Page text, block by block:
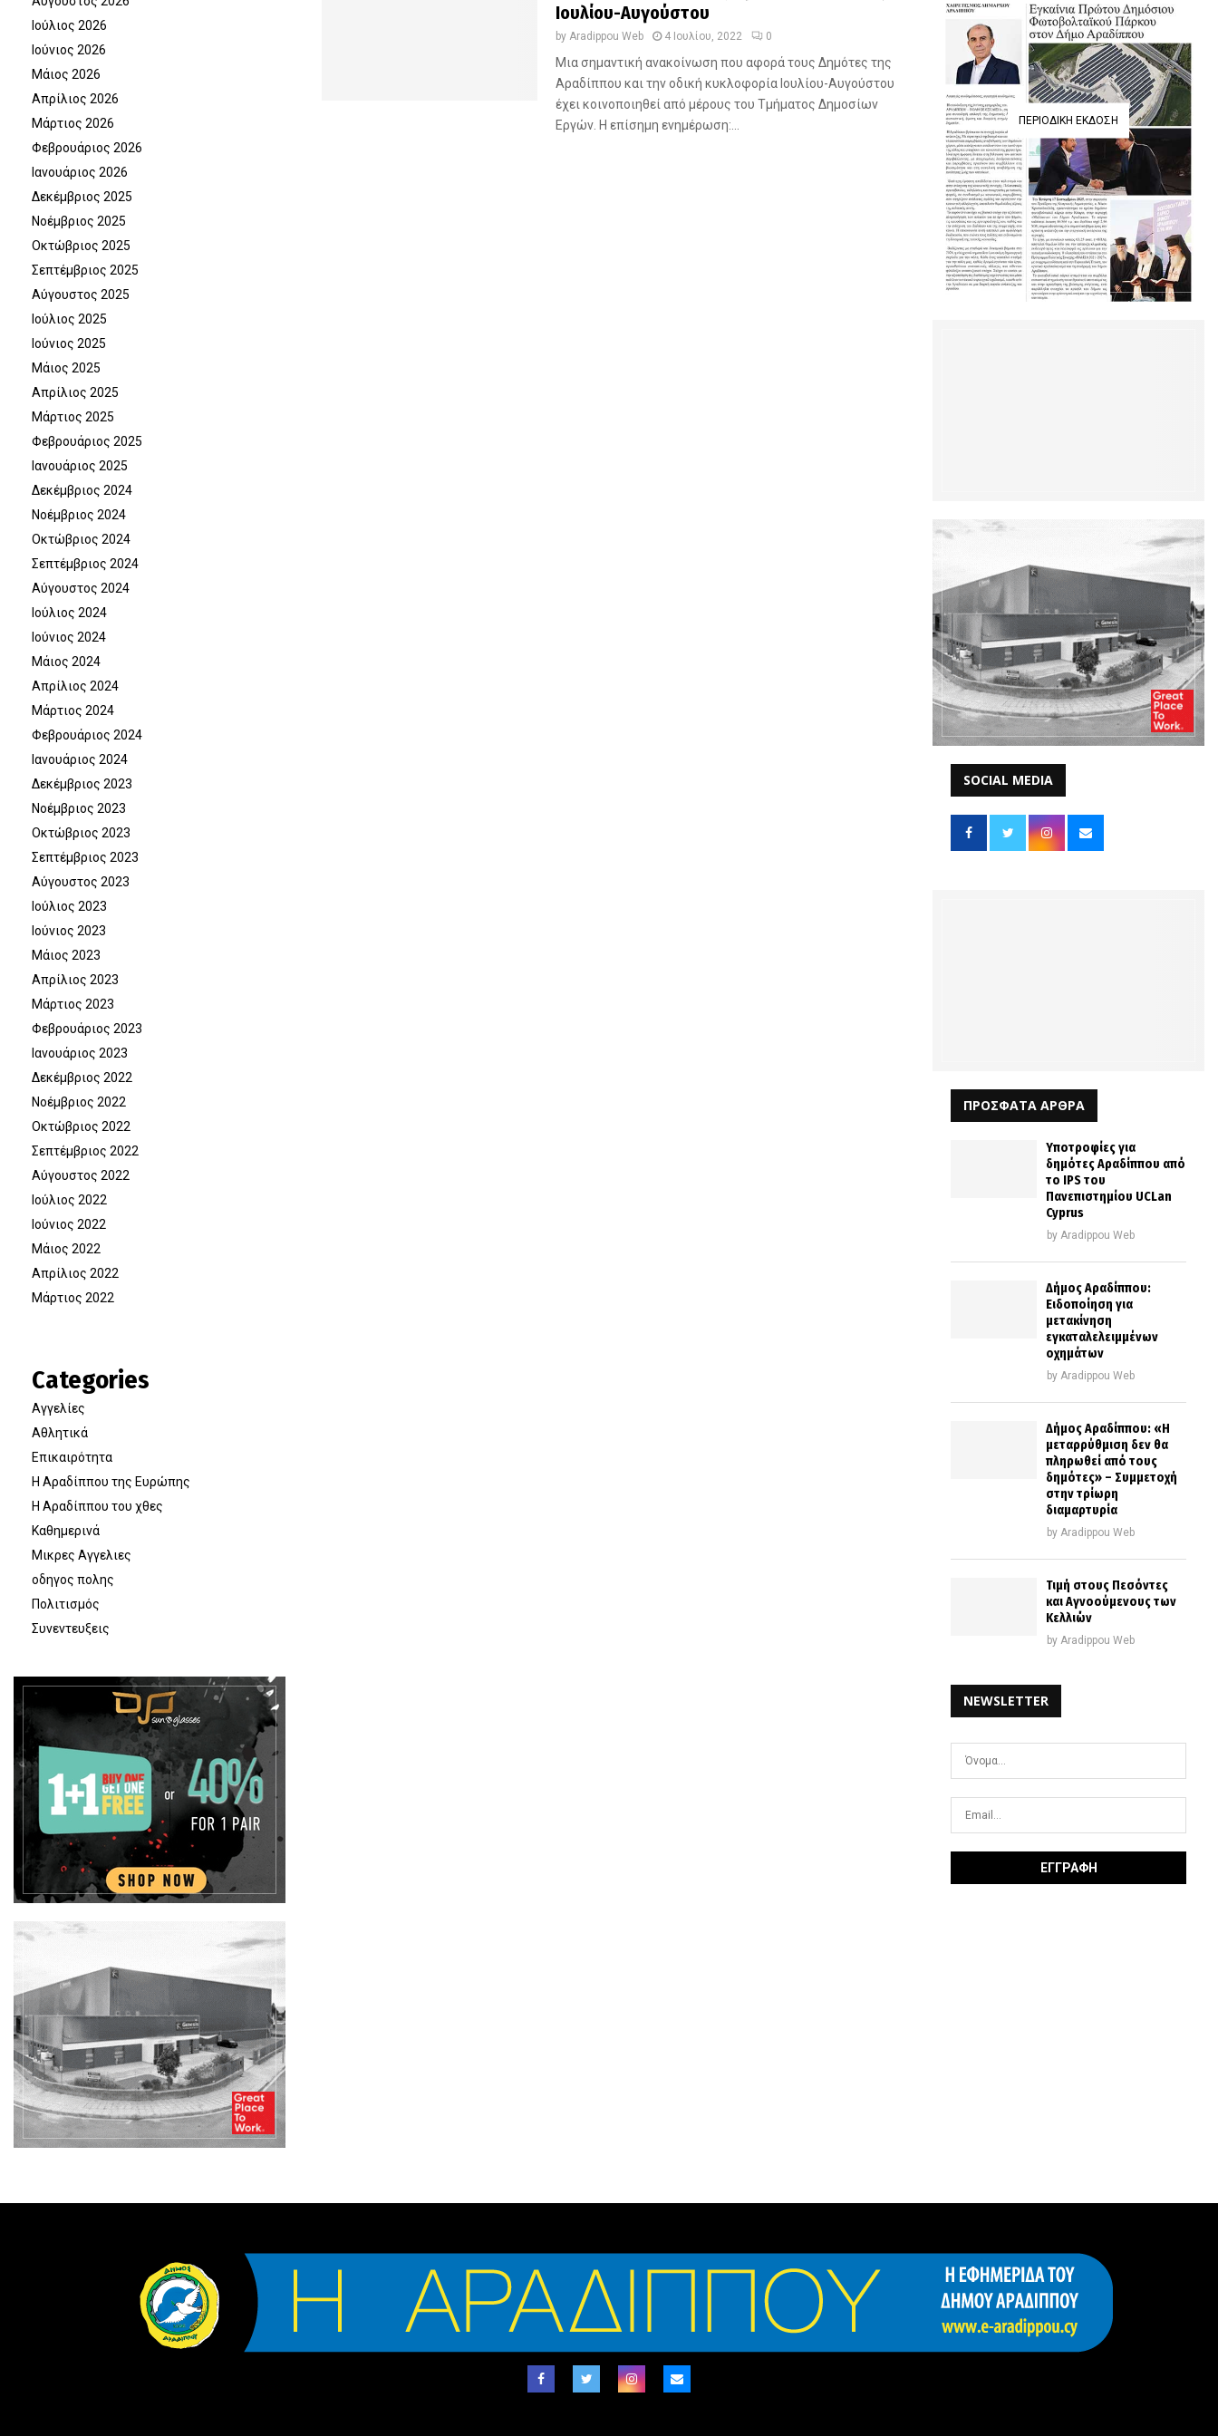
Ιουλίου-Αυγούστου
by Aradippou Web 4 Ιουλίου, 2022 0
Μια σημαντική ανακοίνωση που αφορά τους Δημότες της
Αραδίππου και την οδική κυκλοφορία Ιουλίου-Αυγούστου
έχει κοινοποιηθεί από μέρους του Τμήματος Δημοσίων
Εργών. Η επίσημη ενημέρωση:...
Ιούλιος 2026
Ιούνιος 2026
Μάιος 2026
Απρίλιος 2026
Μάρτιος 2026
Φεβρουάριος 2026
Ιανουάριος 2026
Δεκέμβριος 2025
Νοέμβριος 2025
Οκτώβριος 2025
Σεπτέμβριος 2025
Αύγουστος 2025
Ιούλιος 2025
Ιούνιος 2025
Μάιος 2025
Απρίλιος 2025
Μάρτιος 2025
Φεβρουάριος 2025
Ιανουάριος 2025
Δεκέμβριος 2024
Νοέμβριος 2024
Οκτώβριος 2024
Σεπτέμβριος 2024
Αύγουστος 2024
Ιούλιος 2024
Ιούνιος 2024
Μάιος 2024
Απρίλιος 2024
Μάρτιος 2024
Φεβρουάριος 2024
Ιανουάριος 2024
Δεκέμβριος 2023
Νοέμβριος 2023
Οκτώβριος 2023
Σεπτέμβριος 2023
Αύγουστος 2023
Ιούλιος 2023
Ιούνιος 2023
Μάιος 2023
Απρίλιος 2023
Μάρτιος 2023
Φεβρουάριος 2023
Ιανουάριος 2023
Δεκέμβριος 2022
Νοέμβριος 2022
Οκτώβριος 2022
Σεπτέμβριος 2022
Αύγουστος 2022
Ιούλιος 2022
Ιούνιος 2022
Μάιος 2022
Απρίλιος 2022
Μάρτιος 2022
Categories
Αγγελίες
Αθλητικά
Επικαιρότητα
Η Αραδίππου της Ευρώπης
Η Αραδίππου του χθες
Καθημερινά
Μικρες Αγγελιες
οδηγος πολης
Πολιτισμός
Συνεντευξεις
ΠΕΡΙΟΔΙΚΉ ΈΚΔΟΣΗ
SOCIAL MEDIA
ΠΡΟΣΦΑΤΑ ΑΡΘΡΑ
Υποτροφίες για
δημότες Αραδίππου από
το IPS του
Πανεπιστημίου UCLan
Cyprus
by Aradippou Web
Δήμος Αραδίππου:
Ειδοποίηση για
μετακίνηση
εγκαταλελειμμένων
οχημάτων
by Aradippou Web
Δήμος Αραδίππου: «Η
μεταρρύθμιση δεν θα
πληρωθεί από τους
δημότες» – Συμμετοχή
στην τρίωρη
διαμαρτυρία
by Aradippou Web
Τιμή στους Πεσόντες
και Αγνοούμενους των
Κελλιών
by Aradippou Web
NEWSLETTER